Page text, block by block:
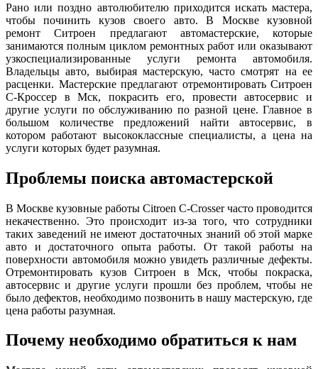
Рано или поздно автолюбителю приходится искать мастера,
чтобы починить кузов своего авто. В Москве кузовной
ремонт Ситроен предлагают автомастерские, которые
занимаются полным циклом ремонтных работ или оказывают
узкоспециализированные услуги ремонта автомобиля.
Владельцы авто, выбирая мастерскую, часто смотрят на ее
расценки. Мастерские предлагают отремонтировать Ситроен
С-Кроссер в Мск, покрасить его, провести автосервис и
другие услуги по обслуживанию по разной цене. Главное в
большом количестве предложений найти автосервис, в
котором работают высококлассные специалисты, а цена на
услуги которых будет разумная.
Проблемы поиска автомастерской
В Москве кузовные работы Citroen C-Crosser часто проводится
некачественно. Это происходит из-за того, что сотрудники
таких заведений не имеют достаточных знаний об этой марке
авто и достаточного опыта работы. От такой работы на
поверхности автомобиля можно увидеть различные дефекты.
Отремонтировать кузов Ситроен в Мск, чтобы покраска,
автосервис и другие услуги прошли без проблем, чтобы не
было дефектов, необходимо позвонить в нашу мастерскую, где
цена работы разумная.
Почему необходимо обратиться к нам